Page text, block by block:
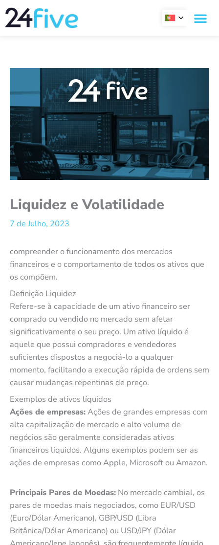
Skip
content
Liquidez e Volatilidade
7 de Julho, 2023
compreender o funcionamento dos mercados
financeiros e o comportamento de todos os ativos que
os compõem.
Definição Liquidez
Refere-se à capacidade de um ativo financeiro ser
comprado ou vendido no mercado sem afetar
significativamente o seu preço. Um ativo líquido é
aquele que possui compradores e vendedores
suficientes dispostos a negociá-lo a qualquer
momento, facilitando a execução rápida de ordens sem
causar mudanças repentinas de preço.
Exemplos de ativos líquidos
Ações de empresas:Ações de grandes empresas com
alta capitalização de mercado e alto volume de
negócios são geralmente consideradas ativos
financeiros líquidos. Alguns exemplos podem ser as
ações de empresas como Apple, Microsoft ou Amazon.
Principais Pares de Moedas: No mercado cambial, os
pares de moedas mais negociados, como EUR/USD
(Euro/Dólar Americano), GBP/USD (Libra
Britânica/Dólar Americano) ou USD/JPY (Dólar